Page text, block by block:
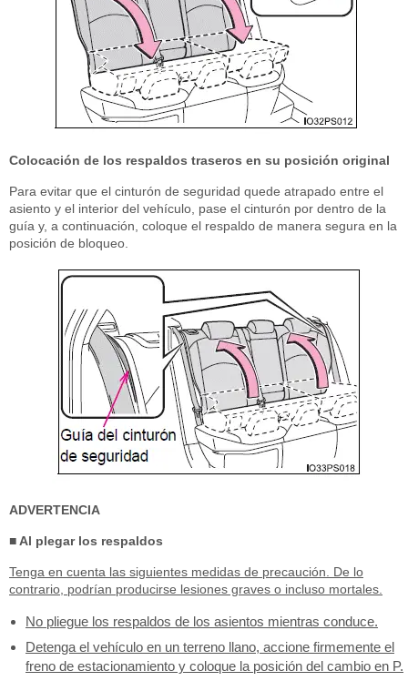
Colocación de los respaldos traseros en su posición original
Para evitar que el cinturón de seguridad quede atrapado entre el
asiento y el interior del vehículo, pase el cinturón por dentro de la
guía y, a continuación, coloque el respaldo de manera segura en la
posición de bloqueo.
ADVERTENCIA
■ Al plegar los respaldos
Tenga en cuenta las siguientes medidas de precaución. De lo
contrario, podrían producirse lesiones graves o incluso mortales.
No pliegue los respaldos de los asientos mientras conduce.
Detenga el vehículo en un terreno llano, accione firmemente el
freno de estacionamiento y coloque la posición del cambio en P.